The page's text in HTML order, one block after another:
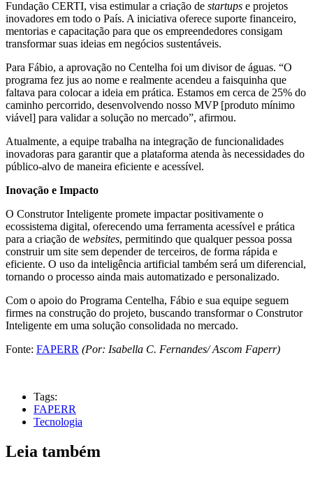
Fundação CERTI, visa estimular a criação de startups e projetos
inovadores em todo o País. A iniciativa oferece suporte financeiro,
mentorias e capacitação para que os empreendedores consigam
transformar suas ideias em negócios sustentáveis.
Para Fábio, a aprovação no Centelha foi um divisor de águas. “O
programa fez jus ao nome e realmente acendeu a faisquinha que
faltava para colocar a ideia em prática. Estamos em cerca de 25% do
caminho percorrido, desenvolvendo nosso MVP [produto mínimo
viável] para validar a solução no mercado”, afirmou.
Atualmente, a equipe trabalha na integração de funcionalidades
inovadoras para garantir que a plataforma atenda às necessidades do
público-alvo de maneira eficiente e acessível.
Inovação e Impacto
O Construtor Inteligente promete impactar positivamente o
ecossistema digital, oferecendo uma ferramenta acessível e prática
para a criação de websites, permitindo que qualquer pessoa possa
construir um site sem depender de terceiros, de forma rápida e
eficiente. O uso da inteligência artificial também será um diferencial,
tornando o processo ainda mais automatizado e personalizado.
Com o apoio do Programa Centelha, Fábio e sua equipe seguem
firmes na construção do projeto, buscando transformar o Construtor
Inteligente em uma solução consolidada no mercado.
Fonte: FAPERR (Por: Isabella C. Fernandes/ Ascom Faperr)
Tags:
FAPERR
Tecnologia
Leia também